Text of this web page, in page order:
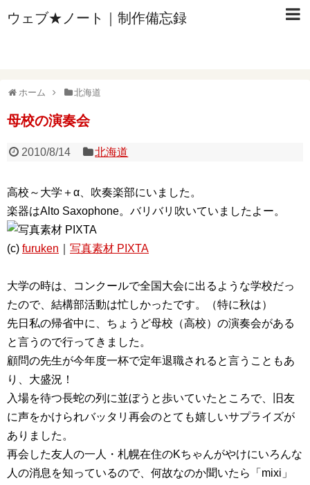
ウェブ★ノート｜制作備忘録
ホーム 北海道
母校の演奏会
2010/8/14 北海道
高校～大学＋α、吹奏楽部にいました。
楽器はAlto Saxophone。バリバリ吹いていましたよー。
(c) furuken 写真素材 PIXTA
大学の時は、コンクールで全国大会に出るような学校だっ
たので、結構部活動は忙しかったです。（特に秋は）
先日私の帰省中に、ちょうど母校（高校）の演奏会がある
と言うので行ってきました。
顧問の先生が今年度一杯で定年退職されると言うこともあ
り、大盛況！
入場を待つ長蛇の列に並ぼうと歩いていたところで、旧友
に声をかけられバッタリ再会のとても嬉しいサプライズが
ありました。
再会した友人の一人・札幌在住のKちゃんがやけにいろんな
人の消息を知っているので、何故なのか聞いたら「mixi」